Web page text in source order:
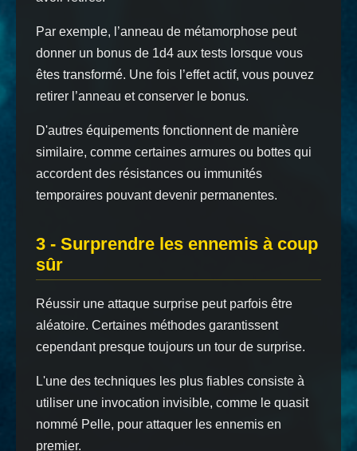
Par exemple, l’anneau de métamorphose peut
donner un bonus de 1d4 aux tests lorsque vous
êtes transformé. Une fois l’effet actif, vous pouvez
retirer l’anneau et conserver le bonus.
D'autres équipements fonctionnent de manière
similaire, comme certaines armures ou bottes qui
accordent des résistances ou immunités
temporaires pouvant devenir permanentes.
3 - Surprendre les ennemis à coup
sûr
Réussir une attaque surprise peut parfois être
aléatoire. Certaines méthodes garantissent
cependant presque toujours un tour de surprise.
L'une des techniques les plus fiables consiste à
utiliser une invocation invisible, comme le quasit
nommé Pelle, pour attaquer les ennemis en
premier.